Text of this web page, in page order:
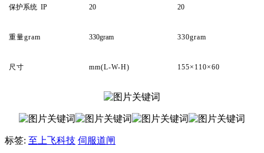
保护系统 IP 20 20
重量gram 330gram 330gram
尺寸 mm(L-W-H) 155×110×60
标签: 至上飞科技 伺服道闸